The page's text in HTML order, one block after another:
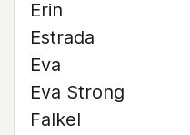
Erin
Estrada
Eva
Eva Strong
Falkel